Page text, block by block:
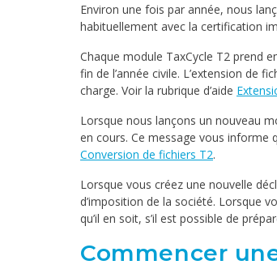
Environ une fois par année, nous
habituellement avec la certification
Chaque module TaxCycle T2 prend
fin de l’année civile. L’extension de
charge. Voir la rubrique d’aide
Lorsque nous lançons un nouveau
en cours. Ce message vous informe
Conversion de fichiers T2.
Lorsque vous créez une nouvelle
d’imposition de la société. Lorsque
qu’il en soit, s’il est possible de
Commencer